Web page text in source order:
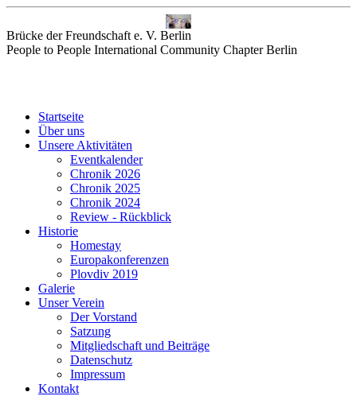
Brücke der Freundschaft e. V. Berlin
People to People International Community Chapter Berlin
Startseite
Über uns
Unsere Aktivitäten
Eventkalender
Chronik 2026
Chronik 2025
Chronik 2024
Review - Rückblick
Historie
Homestay
Europakonferenzen
Plovdiv 2019
Galerie
Unser Verein
Der Vorstand
Satzung
Mitgliedschaft und Beiträge
Datenschutz
Impressum
Kontakt